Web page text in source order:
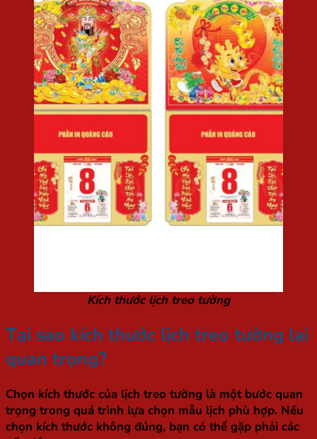
Kích thước lịch treo tường
Tại sao kích thước lịch treo tường lại
quan trọng?
Chọn kích thước của lịch treo tường là một bước quan
trọng trong quá trình lựa chọn mẫu lịch phù hợp. Nếu
chọn kích thước không đúng, bạn có thể gặp phải các